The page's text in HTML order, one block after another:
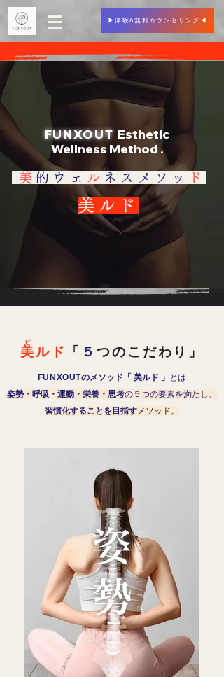
▶︎体験&無料カウンセリング◀︎
FUNXOUT Esthetic
Wellness Method .
美 的ウェ ル ネスメソッ ド
美ルド
ビ
美ルド 「 ５つのこだわり」
FUNXOUTのメソッド「 美ルド 」 とは
姿勢・呼吸・運動・栄養・思考の５つの要素を満たし、
習慣化することを目指すメソッド。